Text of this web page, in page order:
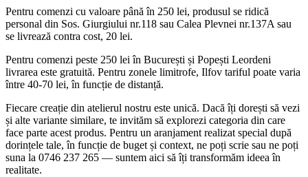
Pentru comenzi cu valoare până în 250 lei, produsul se ridică
personal din Sos. Giurgiului nr.118 sau Calea Plevnei nr.137A sau
se livrează contra cost, 20 lei.
Pentru comenzi peste 250 lei în București și Popești Leordeni
livrarea este gratuită. Pentru zonele limitrofe, Ilfov tariful poate varia
între 40-70 lei, în funcție de distanță.
Fiecare creație din atelierul nostru este unică. Dacă îți dorești să vezi
și alte variante similare, te invităm să explorezi categoria din care
face parte acest produs. Pentru un aranjament realizat special după
dorințele tale, în funcție de buget și context, ne poți scrie sau ne poți
suna la 0746 237 265 — suntem aici să îți transformăm ideea în
realitate.